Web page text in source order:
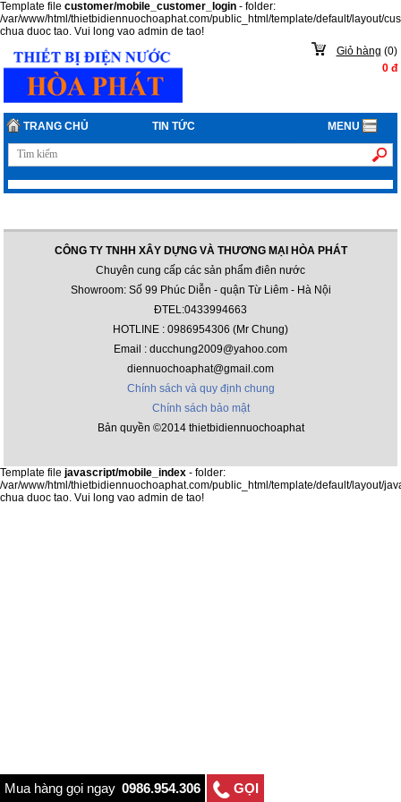
Template file customer/mobile_customer_login - folder:
/var/www/html/thietbidiennuochoaphat.com/public_html/template/default/layout/
chua duoc tao. Vui long vao admin de tao!
Giỏ hàng (0)
0đ
TRANG CHỦ TIN TỨC MENU
CÔNG TY TNHH XÂY DỰNG VÀ THƯƠNG MẠI HÒA PHÁT
Chuyên cung cấp các sản phẩm điên nước
Showroom: Số 99 Phúc Diễn - quận Từ Liêm - Hà Nội
ĐTEL:0433994663
HOTLINE : 0986954306 (Mr Chung)
Email : ducchung2009@yahoo.com
diennuochoaphat@gmail.com
Chính sách và quy định chung
Chính sách bảo mật
Bản quyền ©2014 thietbidiennuochoaphat
Mua hàng gọi ngay 0986.954.306 GỌI
Template file javascript/mobile_index - folder:
/var/www/html/thietbidiennuochoaphat.com/public_html/template/default/layout/
chua duoc tao. Vui long vao admin de tao!